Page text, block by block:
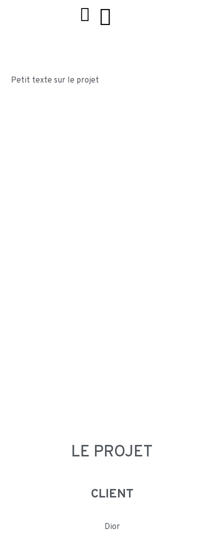
Petit texte sur le projet
LE PROJET
CLIENT
Dior